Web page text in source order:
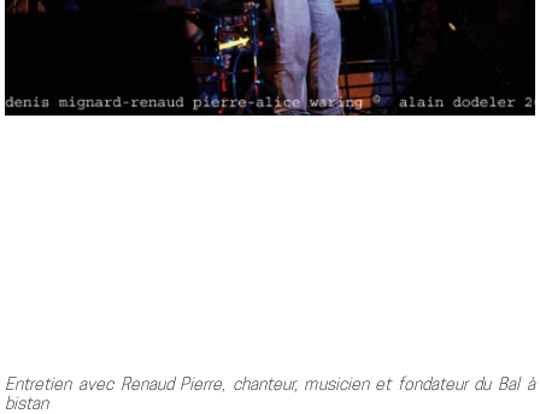
Entretien avec Renaud Pierre, chanteur, musicien et fondateur du Bal à
bistan